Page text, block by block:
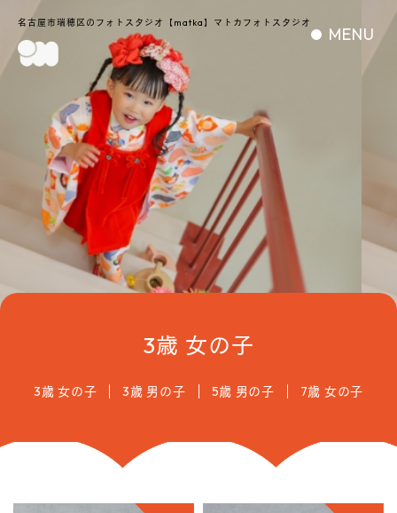
MENU
名古屋市瑞穂区のフォトスタジオ【matka】マトカフォトスタジオ
3歳 女の子
3歳 女の子 3歳 男の子 5歳 男の子 7歳 女の子